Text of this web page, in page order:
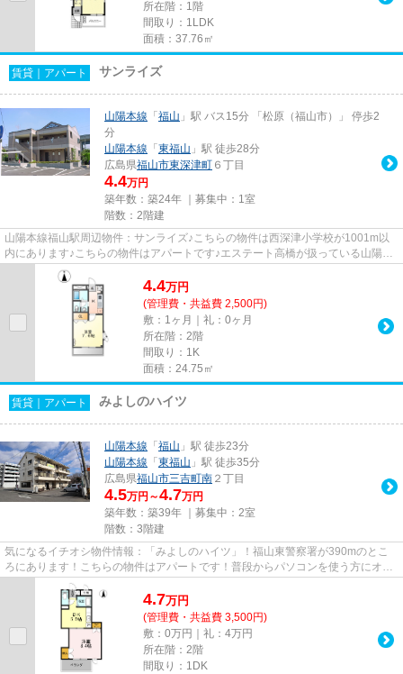
所在階：1階
間取り：1LDK
面積：37.76㎡
賃貸｜アパート サンライズ
山陽本線 「 福山 」駅 バス15分 「松原（福山市）」 停歩2
分
山陽本線 「 東福山 」駅 徒歩28分
広島県福山市東深津町 ６丁目
4.4万円
築年数：築24年 ｜募集中： 1室
階数：2階建
山陽本線福山駅周辺物件：サンライズ♪こちらの物件は西深津小学校が1001m以
内にあります♪こちらの物件はアパートです♪エステート高橋が扱っている山陽本
線福山駅周辺の物件の詳細は、0...
4.4万円
(管理費・共益費 2,500円)
敷：1ヶ月｜礼：0ヶ月
所在階：2階
間取り：1K
面積：24.75㎡
賃貸｜アパート みよしのハイツ
山陽本線 「 福山 」駅 徒歩23分
山陽本線 「 東福山 」駅 徒歩35分
広島県福山市三吉町南 ２丁目
4.5万円～4.7万円
築年数：築39年 ｜募集中： 2室
階数：3階建
気になるイチオシ物件情報：「みよしのハイツ」！福山東警察署が390mのとこ
ろにあります！こちらの物件はアパートです！普段からパソコンを使う方にオス
スメ物件、ネット回線導入済み...
4.7万円
(管理費・共益費 3,500円)
敷：0万円｜礼：4万円
所在階：2階
間取り：1DK